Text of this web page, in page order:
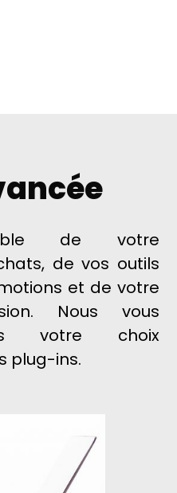
de votre
de vos outils
et de votre
Nous vous
votre choix
plug-ins.